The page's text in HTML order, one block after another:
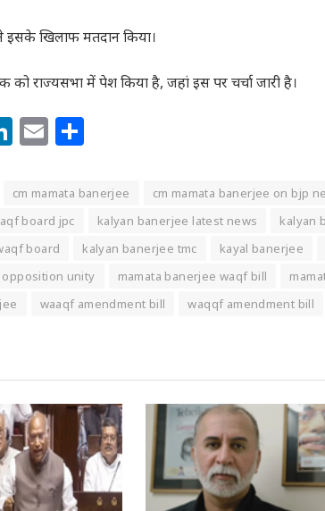
इसके खिलाफ मतदान किया।
राज्यसभा में पेश किया है, जहां इस पर चर्चा जारी है।
LinkedIn
Email
cm mamata banerjee cm mamata banerjee on bjp
board jpc
kalyan banerjee latest news
kalyan
board
kalyan banerjee tmc kayal banerjee
opposition unity
mamata banerjee waqf bill
waaqf amendment bill waqqf amendment bill